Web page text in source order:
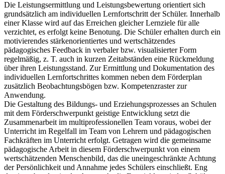
Die Leistungsermittlung und Leistungsbewertung orientiert sich
grundsätzlich am individuellen Lernfortschritt der Schüler. Innerhalb
einer Klasse wird auf das Erreichen gleicher Lernziele für alle
verzichtet, es erfolgt keine Benotung. Die Schüler erhalten durch ein
motivierendes stärkenorientiertes und wertschätzendes
pädagogisches Feedback in verbaler bzw. visualisierter Form
regelmäßig, z. T. auch in kurzen Zeitabständen eine Rückmeldung
über ihren Leistungsstand. Zur Ermittlung und Dokumentation des
individuellen Lernfortschrittes kommen neben dem Förderplan
zusätzlich Beobachtungsbögen bzw. Kompetenzraster zur
Anwendung.
Die Gestaltung des Bildungs- und Erziehungsprozesses an Schulen
mit dem Förderschwerpunkt geistige Entwicklung setzt die
Zusammenarbeit im multiprofessionellen Team voraus, wobei der
Unterricht im Regelfall im Team von Lehrern und pädagogischen
Fachkräften im Unterricht erfolgt. Getragen wird die gemeinsame
pädagogische Arbeit in diesem Förderschwerpunkt von einem
wertschätzenden Menschenbild, das die uneingeschränkte Achtung
der Persönlichkeit und Annahme jedes Schülers einschließt. Eng